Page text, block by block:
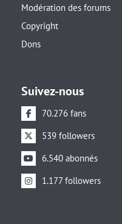
Modération des forums
Copyright
Dons
Suivez-nous
70.276 fans
539 followers
6.540 abonnés
1.177 followers